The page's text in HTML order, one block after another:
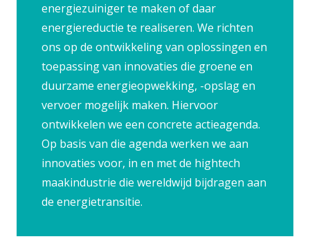
energiezuiniger te maken of daar
energiereductie te realiseren. We richten
ons op de ontwikkeling van oplossingen en
toepassing van innovaties die groene en
duurzame energieopwekking, -opslag en
vervoer mogelijk maken. Hiervoor
ontwikkelen we een concrete actieagenda.
Op basis van die agenda werken we aan
innovaties voor, in en met de hightech
maakindustrie die wereldwijd bijdragen aan
de energietransitie.